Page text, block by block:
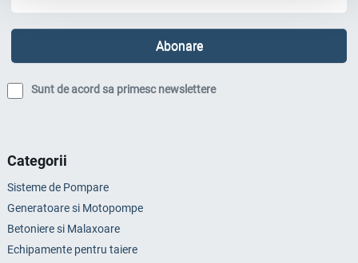
Sunt de acord sa primesc newslettere
Categorii
Sisteme de Pompare
Generatoare si Motopompe
Betoniere si Malaxoare
Echipamente pentru taiere